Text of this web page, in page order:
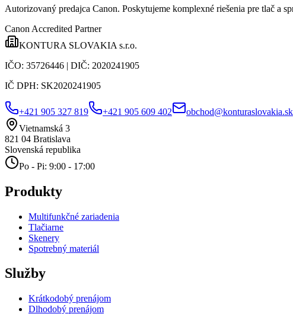
Autorizovaný predajca Canon. Poskytujeme komplexné riešenia pre tlač a
Canon Accredited Partner
KONTURA SLOVAKIA s.r.o.
IČO: 35726446 | DIČ: 2020241905
IČ DPH: SK2020241905
+421 905 327 819 +421 905 609 402 obchod@konturaslovakia.sk
Vietnamská 3
821 04 Bratislava
Slovenská republika
Po - Pi: 9:00 - 17:00
Produkty
Multifunkčné zariadenia
Tlačiarne
Skenery
Spotrebný materiál
Služby
Krátkodobý prenájom
Dlhodobý prenájom